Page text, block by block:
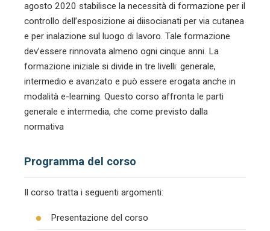
agosto 2020 stabilisce la necessità di formazione per il
controllo dell’esposizione ai diisocianati per via cutanea
e per inalazione sul luogo di lavoro. Tale formazione
dev’essere rinnovata almeno ogni cinque anni. La
formazione iniziale si divide in tre livelli: generale,
intermedio e avanzato e può essere erogata anche in
modalità e-learning. Questo corso affronta le parti
generale e intermedia, che come previsto dalla
normativa
Programma del corso
Il corso tratta i seguenti argomenti:
Presentazione del corso